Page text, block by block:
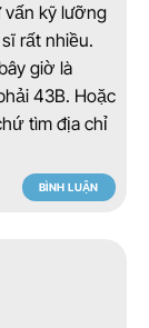
vấn kỹ lưỡng
rất nhiều.
giờ là
43B. Hoặc
tìm địa chỉ
BÌNH LUẬN